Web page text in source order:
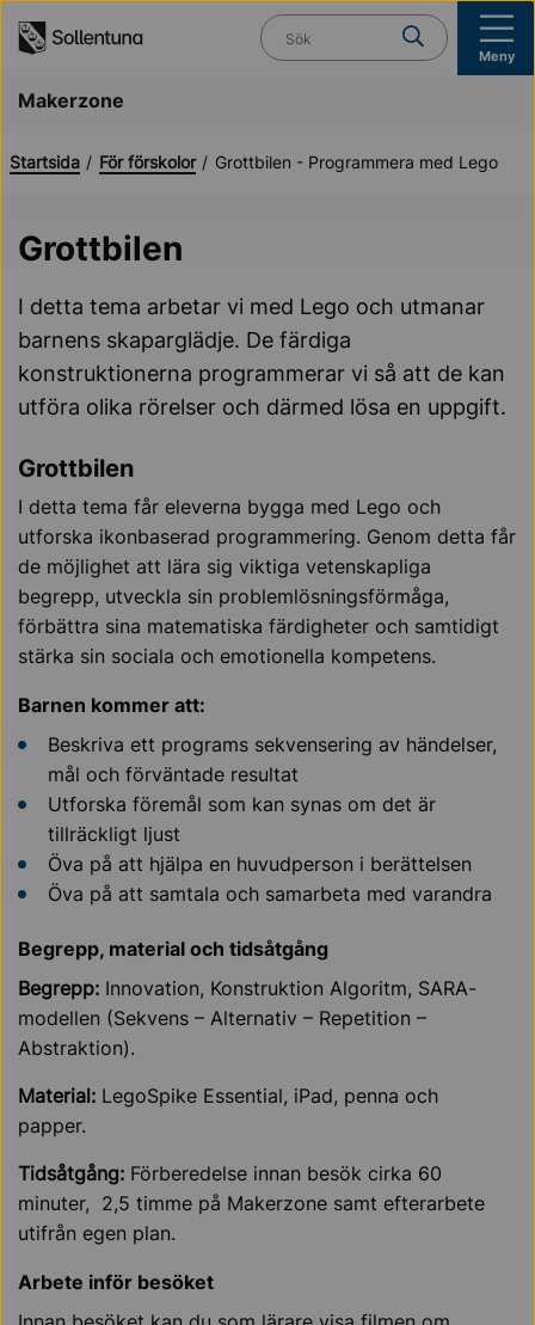
Vad söker du?
Meny
Makerzone
Startsida För förskolor Grottbilen - Programmera med Lego
Grottbilen
I detta tema arbetar vi med Lego och utmanar
barnens skaparglädje. De färdiga
konstruktionerna programmerar vi så att de kan
utföra olika rörelser och därmed lösa en uppgift.
Grottbilen
I detta tema får eleverna bygga med Lego och
utforska ikonbaserad programmering. Genom detta får
de möjlighet att lära sig viktiga vetenskapliga
begrepp, utveckla sin problemlösningsförmåga,
förbättra sina matematiska färdigheter och samtidigt
stärka sin sociala och emotionella kompetens.
Barnen kommer att:
Beskriva ett programs sekvensering av händelser,
mål och förväntade resultat
Utforska föremål som kan synas om det är
tillräckligt ljust
Öva på att hjälpa en huvudperson i berättelsen
Öva på att samtala och samarbeta med varandra
Begrepp, material och tidsåtgång
Begrepp: Innovation, Konstruktion Algoritm, SARA-
modellen (Sekvens – Alternativ – Repetition –
Abstraktion).
Material: LegoSpike Essential, iPad, penna och
papper.
Tidsåtgång: Förberedelse innan besök cirka 60
minuter, 2,5 timme på Makerzone samt efterarbete
utifrån egen plan.
Arbete inför besöket